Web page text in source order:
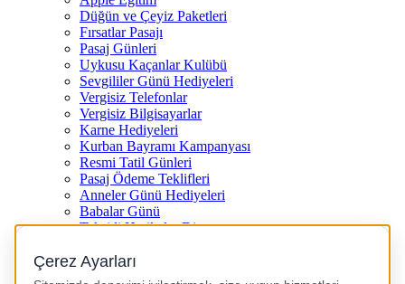
Düğün ve Çeyiz Paketleri
Fırsatlar Pasajı
Pasaj Günleri
Uykusu Kaçanlar Kulübü
Sevgililer Günü Hediyeleri
Vergisiz Telefonlar
Vergisiz Bilgisayarlar
Karne Hediyeleri
Kurban Bayramı Kampanyası
Resmi Tatil Günleri
Pasaj Ödeme Teklifleri
Anneler Günü Hediyeleri
Babalar Günü
Taksitli Harikalar Diyarı
iPhone 17